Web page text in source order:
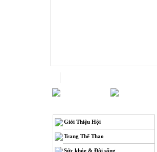
Giới Thiệu Hội
Trang Thể Thao
Sức khỏe & Đời sống